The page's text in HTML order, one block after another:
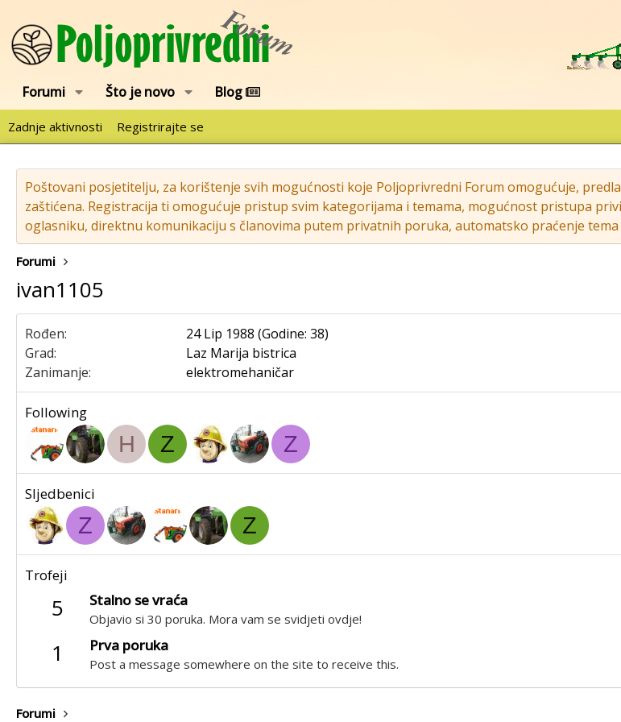
Forumi Što je novo Blog
Zadnje aktivnosti Registrirajte se
Poštovani posjetitelju, za korištenje svih mogućnosti koje Poljoprivredni Forum omogućuje,
zaštićena. Registracija ti omogućuje pristup svim kategorijama i temama, mogućnost pristupa
oglasniku, direktnu komunikaciju s članovima putem privatnih poruka, automatsko praćenje
Forumi
ivan1105
Rođen
24 Lip 1988 (Godine: 38)
Grad
Laz Marija bistrica
Zanimanje
elektromehaničar
Following
H Z Z
Sljedbenici
Z Z
Trofeji
5 Stalno se vraća
Objavio si 30 poruka. Mora vam se svidjeti ovdje!
1 Prva poruka
Post a message somewhere on the site to receive this.
Forumi